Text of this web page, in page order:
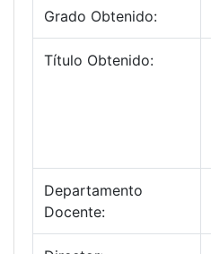
Grado Obtenido:
Título Obtenido:
Departamento
Docente: